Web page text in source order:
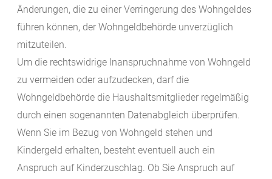
Änderungen, die zu einer Verringerung des Wohngeldes
führen können, der Wohngeldbehörde unverzüglich
mitzuteilen.
Um die rechtswidrige Inanspruchnahme von Wohngeld
zu vermeiden oder aufzudecken, darf die
Wohngeldbehörde die Haushaltsmitglieder regelmäßig
durch einen sogenannten Datenabgleich überprüfen.
Wenn Sie im Bezug von Wohngeld stehen und
Kindergeld erhalten, besteht eventuell auch ein
Anspruch auf Kinderzuschlag. Ob Sie Anspruch auf